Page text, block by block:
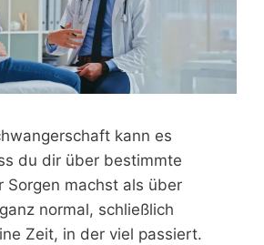
kann es
du dir über bestimmte
Sorgen machst als über
normal, schließlich
Zeit, in der viel passiert.